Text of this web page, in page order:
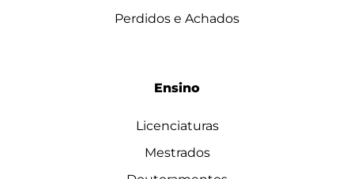
Perdidos e Achados
Ensino
Licenciaturas
Mestrados